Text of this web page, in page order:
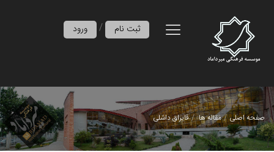
ورود / ثبت نام
صفحه اصلی مقاله ها قایراق داشلی